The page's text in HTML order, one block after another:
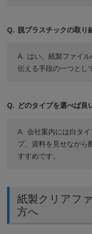
脱プラスチックの取り
はい。紙製ファイ
伝える手段の一つとし
どのタイプを選べば良
会社案内には白タ
プ、資料を見せながら
すすめです。
紙製クリアフ
方へ